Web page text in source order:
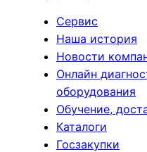
Сервис
Наша история
Новости
Онлайн
оборудования
Обучение,
Каталоги
Госзакупки